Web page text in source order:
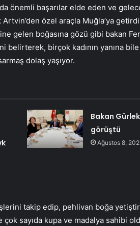
önemli başarılar elde eden ve
Artvin’den özel araçla Muğla’ya
gelen boğasına gözü gibi bakan
birçok kadının yanına
dolaş yaşıyor.
Bakan
görüştü
Ağustos 8,
takip edip, pehlivan boğa
sayıda kupa ve madalya sahibi